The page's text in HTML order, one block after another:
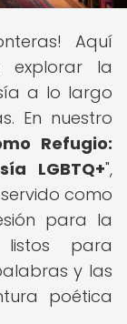
Aquí
explorar la
a lo largo
En nuestro
Refugio:
LGBTQ+",
como
para la
listos para
y las
poética